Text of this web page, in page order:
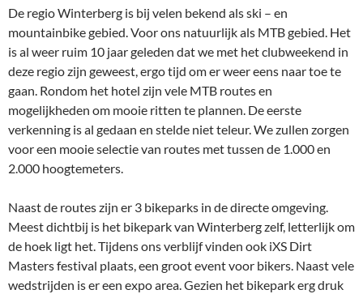
De regio Winterberg is bij velen bekend als ski – en
mountainbike gebied. Voor ons natuurlijk als MTB gebied. Het
is al weer ruim 10 jaar geleden dat we met het clubweekend in
deze regio zijn geweest, ergo tijd om er weer eens naar toe te
gaan. Rondom het hotel zijn vele MTB routes en
mogelijkheden om mooie ritten te plannen. De eerste
verkenning is al gedaan en stelde niet teleur. We zullen zorgen
voor een mooie selectie van routes met tussen de 1.000 en
2.000 hoogtemeters.
Naast de routes zijn er 3 bikeparks in de directe omgeving.
Meest dichtbij is het bikepark van Winterberg zelf, letterlijk om
de hoek ligt het. Tijdens ons verblijf vinden ook iXS Dirt
Masters festival plaats, een groot event voor bikers. Naast vele
wedstrijden is er een expo area. Gezien het bikepark erg druk